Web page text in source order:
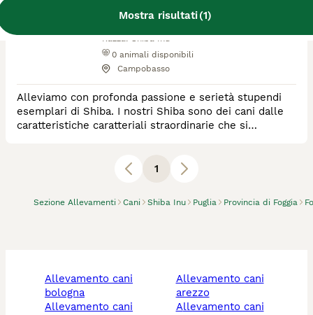
Mostra risultati(1)
Sezione Allevamenti Cani Shiba Inu Puglia Provincia di Foggia
Allevatore Con Affisso
Razza: Shiba Inu
0 animali disponibili
Campobasso
Alleviamo con profonda passione e serietà stupendi
esemplari di Shiba. I nostri Shiba sono dei cani dalle
caratteristiche caratteriali straordinarie che si
1
allevamento cani
bologna
allevamento cani
allevamento cani
arezzo
allevamento cani